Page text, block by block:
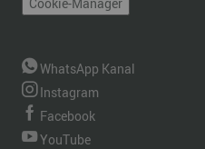
WhatsApp Kanal
Instagram
Facebook
YouTube